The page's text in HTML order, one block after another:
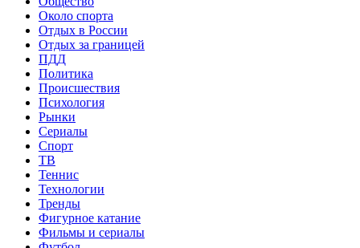
Около спорта
Отдых в России
Отдых за границей
ПДД
Политика
Происшествия
Психология
Рынки
Сериалы
Спорт
ТВ
Теннис
Технологии
Тренды
Фигурное катание
Фильмы и сериалы